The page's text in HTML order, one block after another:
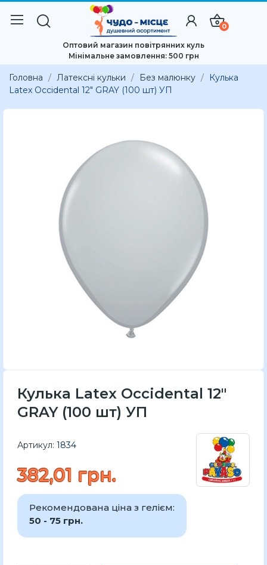
0
Оптовий магазин повітрянних куль
Мінімальне замовлення: 500 грн
Головна Латексні кульки Без малюнку
Кулька
Latex Occidental 12" GRAY (100 шт) УП
Кулька Latex Occidental 12"
GRAY (100 шт) УП
Артикул: 1834
382,01 грн.
Рекомендована ціна з гелієм:
50 - 75 грн.